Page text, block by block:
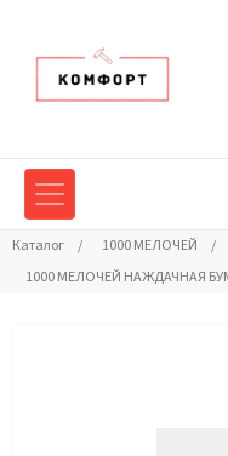
Каталог / 1000 МЕЛОЧЕЙ
/
1000 МЕЛОЧЕЙ НАЖДАЧНАЯ